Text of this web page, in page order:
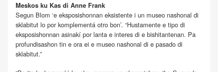
Meskos ku Kas di Anne Frank
Segun Blom ‘e eksposishonnan eksistente i un museo nashonal di
sklabitut lo por komplementá otro bon’. “Hustamente e tipo di
eksposishonnan asinakí por lanta e interes di e bishitantenan. Pa
profundisashon tin e ora ei e museo nashonal di e pasado di
sklabitut.”